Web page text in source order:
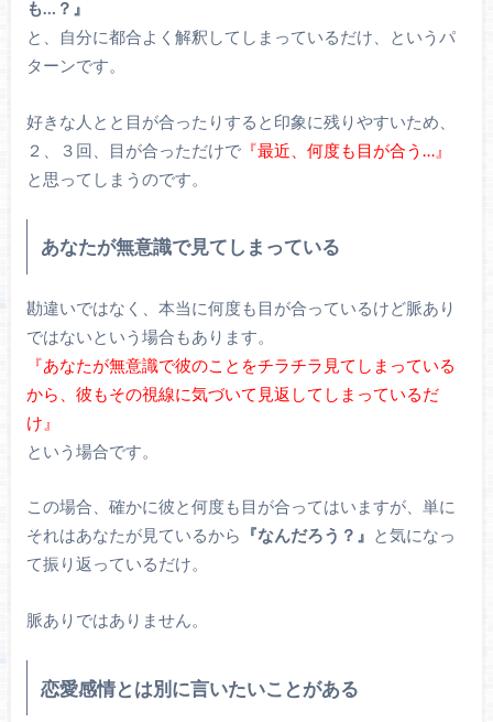
も…？』
と、自分に都合よく解釈してしまっているだけ、というパ
ターンです。
好きな人とと目が合ったりすると印象に残りやすいため、
２、３回、目が合っただけで『最近、何度も目が合う…』
と思ってしまうのです。
あなたが無意識で見てしまっている
勘違いではなく、本当に何度も目が合っているけど脈あり
ではないという場合もあります。
『あなたが無意識で彼のことをチラチラ見てしまっている
から、彼もその視線に気づいて見返してしまっているだ
け』
という場合です。
この場合、確かに彼と何度も目が合ってはいますが、単に
それはあなたが見ているから 『なんだろう？』 と気になっ
て振り返っているだけ。
脈ありではありません。
恋愛感情とは別に言いたいことがある